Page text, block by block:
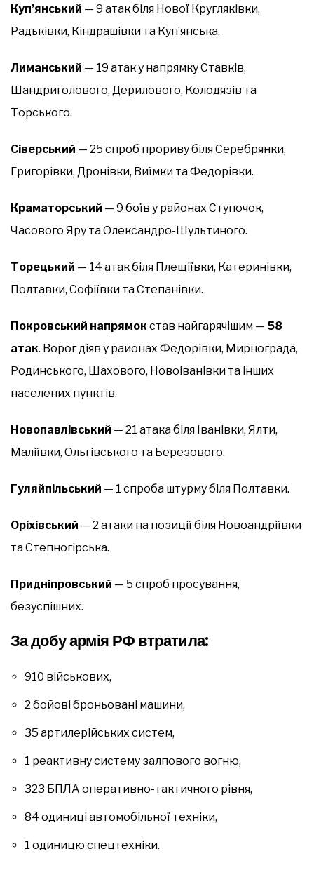
Куп’янський — 9 атак біля Нової Кругляківки,
Радьківки, Кіндрашівки та Куп’янська.
Лиманський — 19 атак у напрямку Ставків,
Шандриголового, Дерилового, Колодязів та
Торського.
Сіверський — 25 спроб прориву біля Серебрянки,
Григорівки, Дронівки, Виїмки та Федорівки.
Краматорський — 9 боїв у районах Ступочок,
Часового Яру та Олександро-Шультиного.
Торецький — 14 атак біля Плещіївки, Катеринівки,
Полтавки, Софіївки та Степанівки.
Покровський напрямок став найгарячішим — 58
атак. Ворог діяв у районах Федорівки, Мирнограда,
Родинського, Шахового, Новоіванівки та інших
населених пунктів.
Новопавлівський — 21 атака біля Іванівки, Ялти,
Маліївки, Ольгівського та Березового.
Гуляйпільський — 1 спроба штурму біля Полтавки.
Оріхівський — 2 атаки на позиції біля Новоандріївки
та Степногірська.
Придніпровський — 5 спроб просування,
безуспішних.
За добу армія РФ втратила:
910 військових,
2 бойові броньовані машини,
35 артилерійських систем,
1 реактивну систему залпового вогню,
323 БПЛА оперативно-тактичного рівня,
84 одиниці автомобільної техніки,
1 одиницю спецтехніки.